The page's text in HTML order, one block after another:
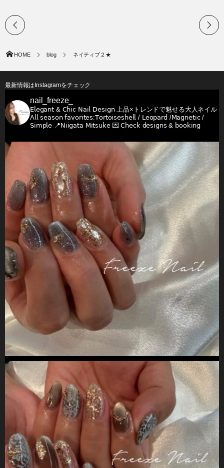
HOME blog ネイティブ２★
最新情報はInstagramをチェック
nail_freeze_
𝖤𝗅𝖾𝗀𝖺𝗇𝗍 & 𝖢𝗁𝗂𝖼 𝖭𝖺𝗂𝗅 𝖣𝖾𝗌𝗂𝗀𝗇上品×トレンドで魅せる大人ネイル
𝖠𝗅𝗅 𝗌𝖾𝖺𝗌𝗈𝗇 𝖿𝖺𝗏𝗈𝗋𝗂𝗍𝖾𝗌:𝖳𝗈𝗋𝗍𝗈𝗂𝗌𝖾𝗌𝗁𝖾𝗅𝗅 / 𝖫𝖾𝗈𝗉𝖺𝗋𝖽 /𝖬𝖺𝗀𝗇𝖾𝗍𝗂𝖼 /
𝖲𝗂𝗆𝗉𝗅𝖾 📍𝖭𝗂𝗂𝗀𝖺𝗍𝖺 𝖬𝗂𝗍𝗌𝗎𝗄𝖾💌 𝖢𝗁𝖾𝖼𝗄 𝖽𝖾𝗌𝗂𝗀𝗇𝗌 & 𝖻𝗈𝗈𝗄𝗂𝗇𝗀